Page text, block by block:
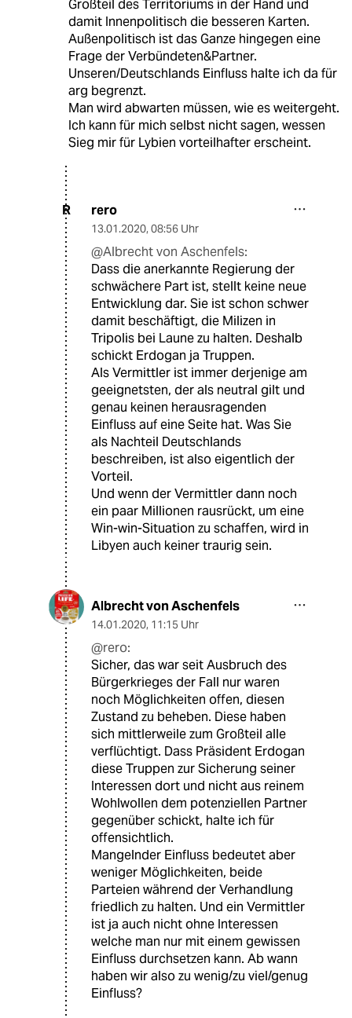
Großteil des Territoriums in der Hand und
damit Innenpolitisch die besseren Karten.
Außenpolitisch ist das Ganze hingegen eine
Frage der Verbündeten&Partner.
Unseren/Deutschlands Einfluss halte ich da für
arg begrenzt.
Man wird abwarten müssen, wie es weitergeht.
Ich kann für mich selbst nicht sagen, wessen
Sieg mir für Lybien vorteilhafter erscheint.
R rero
13.01.2020, 08:56 Uhr
@Albrecht von Aschenfels:
Dass die anerkannte Regierung der
schwächere Part ist, stellt keine neue
Entwicklung dar. Sie ist schon schwer
damit beschäftigt, die Milizen in
Tripolis bei Laune zu halten. Deshalb
schickt Erdogan ja Truppen.
Als Vermittler ist immer derjenige am
geeignetsten, der als neutral gilt und
genau keinen herausragenden
Einfluss auf eine Seite hat. Was Sie
als Nachteil Deutschlands
beschreiben, ist also eigentlich der
Vorteil.
Und wenn der Vermittler dann noch
ein paar Millionen rausrückt, um eine
Win-win-Situation zu schaffen, wird in
Libyen auch keiner traurig sein.
Albrecht von Aschenfels
14.01.2020, 11:15 Uhr
@rero:
Sicher, das war seit Ausbruch des
Bürgerkrieges der Fall nur waren
noch Möglichkeiten offen, diesen
Zustand zu beheben. Diese haben
sich mittlerweile zum Großteil alle
verflüchtigt. Dass Präsident Erdogan
diese Truppen zur Sicherung seiner
Interessen dort und nicht aus reinem
Wohlwollen dem potenziellen Partner
gegenüber schickt, halte ich für
offensichtlich.
Mangelnder Einfluss bedeutet aber
weniger Möglichkeiten, beide
Parteien während der Verhandlung
friedlich zu halten. Und ein Vermittler
ist ja auch nicht ohne Interessen
welche man nur mit einem gewissen
Einfluss durchsetzen kann. Ab wann
haben wir also zu wenig/zu viel/genug
Einfluss?